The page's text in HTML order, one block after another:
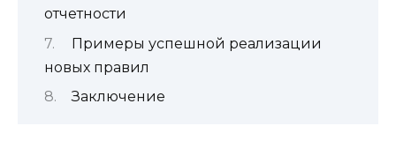
отчетности
Примеры успешной реализации
новых правил
Заключение